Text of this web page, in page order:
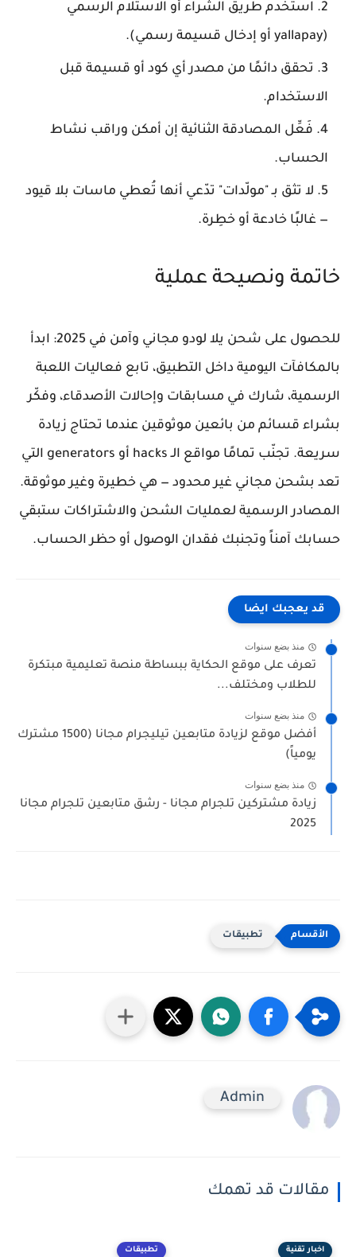
استخدم طريق الشراء أو الاستلام الرسمي
(yallapay أو إدخال قسيمة رسمي).
تحقق دائمًا من مصدر أي كود أو قسيمة قبل
الاستخدام.
فَعِّل المصادقة الثنائية إن أمكن وراقب نشاط
الحساب.
لا تثق بـ "مولّدات" تدّعي أنها تُعطي ماسات بلا قيود
— غالبًا خادعة أو خطِرة.
خاتمة ونصيحة عملية
للحصول على شحن يلا لودو مجاني وآمن
في 2025: ابدأ
بالمكافآت اليومية داخل التطبيق، تابع فعاليات اللعبة
الرسمية، شارك في مسابقات وإحالات الأصدقاء، وفكّر
بشراء قسائم من بائعين موثوقين عندما تحتاج زيادة
سريعة. تجنّب تمامًا
مواقع الـ hacks أو generators التي
تعد بشحن مجاني غير محدود — هي خطيرة وغير موثوقة.
المصادر الرسمية لعمليات الشحن والاشتراكات ستبقي
حسابك آمناً وتجنبك فقدان الوصول أو حظر الحساب.
قد يعجبك ايضا
منذ بضع سنوات
تعرف على موقع الحكاية ببساطة منصة تعليمية مبتكرة
للطلاب ومختلف...
منذ بضع سنوات
أفضل موقع لزيادة متابعين تيليجرام مجانا (1500 مشترك
يومياً)
منذ بضع سنوات
زيادة مشتركين تلجرام مجانا - رشق متابعين تلجرام مجانا
2025
تطبيقات
Admin
مقالات قد تهمك
اخبار تقنية تطبيقات